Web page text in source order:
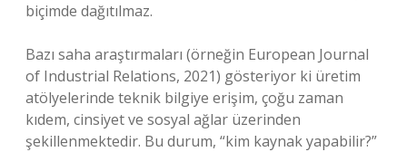
biçimde dağıtılmaz.
Bazı saha araştırmaları (örneğin European Journal
of Industrial Relations, 2021) gösteriyor ki üretim
atölyelerinde teknik bilgiye erişim, çoğu zaman
kıdem, cinsiyet ve sosyal ağlar üzerinden
şekillenmektedir. Bu durum, “kim kaynak yapabilir?”